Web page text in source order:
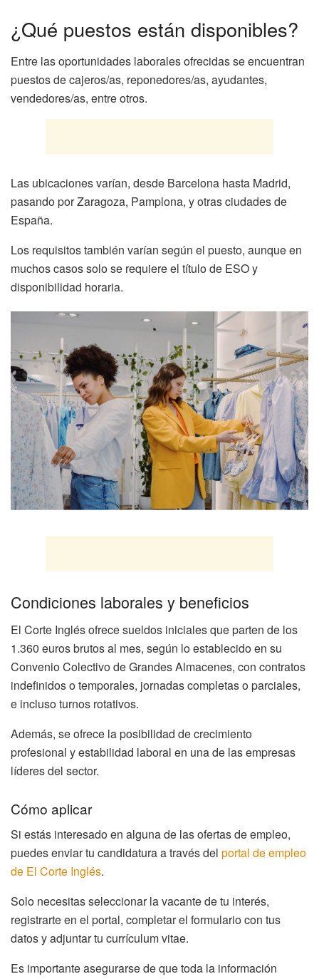
¿Qué puestos están disponibles?
Entre las oportunidades laborales ofrecidas se encuentran
puestos de cajeros/as, reponedores/as, ayudantes,
vendedores/as, entre otros.
Las ubicaciones varían, desde Barcelona hasta Madrid,
pasando por Zaragoza, Pamplona, y otras ciudades de
España.
Los requisitos también varían según el puesto, aunque en
muchos casos solo se requiere el título de ESO y
disponibilidad horaria.
Condiciones laborales y beneficios
El Corte Inglés ofrece sueldos iniciales que parten de los
1.360 euros brutos al mes, según lo establecido en su
Convenio Colectivo de Grandes Almacenes, con contratos
indefinidos o temporales, jornadas completas o parciales,
e incluso turnos rotativos.
Además, se ofrece la posibilidad de crecimiento
profesional y estabilidad laboral en una de las empresas
líderes del sector.
Cómo aplicar
Si estás interesado en alguna de las ofertas de empleo,
puedes enviar tu candidatura a través del portal de empleo
de El Corte Inglés.
Solo necesitas seleccionar la vacante de tu interés,
registrarte en el portal, completar el formulario con tus
datos y adjuntar tu currículum vitae.
Es importante asegurarse de que toda la información